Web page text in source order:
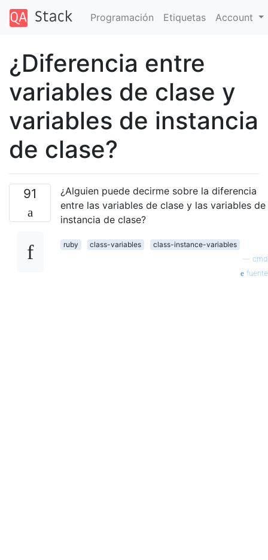
Programación Etiquetas Account
¿Diferencia entre
variables de clase y
variables de instancia
de clase?
91
¿Alguien puede decirme sobre la diferencia
entre las variables de clase y las variables de
instancia de clase?
ruby class-variables
class-instance-variables
cmd
fuente